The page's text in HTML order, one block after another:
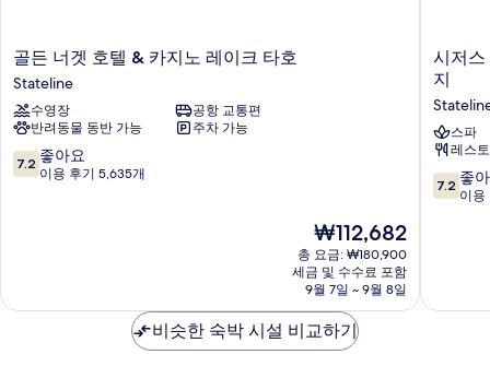
골
든
너
겟
호
텔
&
타
골든 너겟 호텔 & 카지노 레이크 타호
Stateline
수영장
공항 교통편
반려동물 동반 가능
주차 가능
10
점
아
7.2 좋아요
이용 후기 5,635개
현
재
요
금
₩112,682
₩112,682
총 요금: ₩180,900
세금 및 수수료 포함
9월 7일 ~ 9월 8일
시
저
스
리
퍼
블
릭
레
저
시저스
지
스파
레스
10
점
좋
7.2 좋
이용
비슷한 숙박 시설 비교하기